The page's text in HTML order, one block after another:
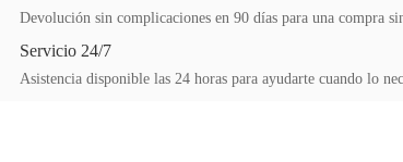
Devolución sin complicaciones en 90 días para una compra
Servicio 24/7
Asistencia disponible las 24 horas para ayudarte cuando lo